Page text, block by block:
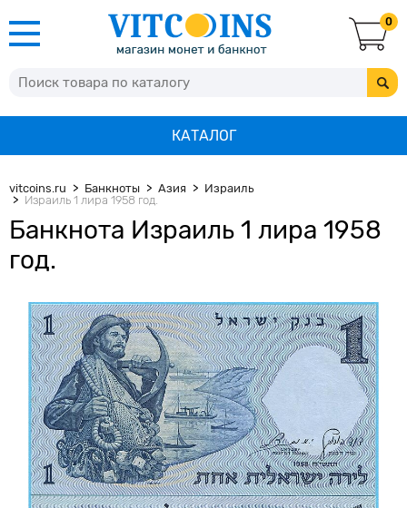
0
КАТАЛОГ
vitcoins.ru Банкноты Азия
Израиль
Израиль 1 лира 1958 год.
Банкнота Израиль 1 лира 1958
год.